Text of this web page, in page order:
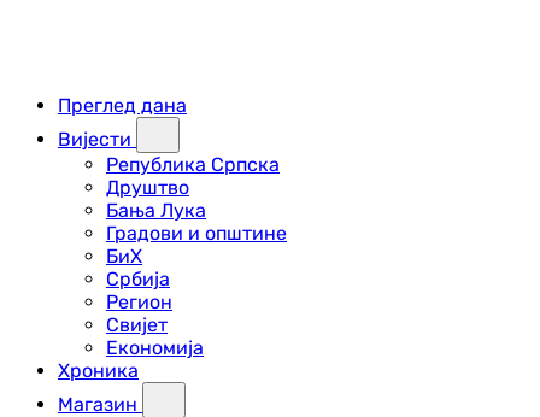
Преглед дана
Вијести
Република Српска
Друштво
Бања Лука
Градови и општине
БиХ
Србија
Регион
Свијет
Економија
Хроника
Магазин